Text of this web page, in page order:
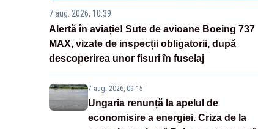
7 aug. 2026, 10:39
Alertă în aviație! Sute de avioane Boeing 737
MAX, vizate de inspecții obligatorii, după
descoperirea unor fisuri în fuselaj
7 aug. 2026, 09:15
Ungaria renunță la apelul de
economisire a energiei. Criza de la